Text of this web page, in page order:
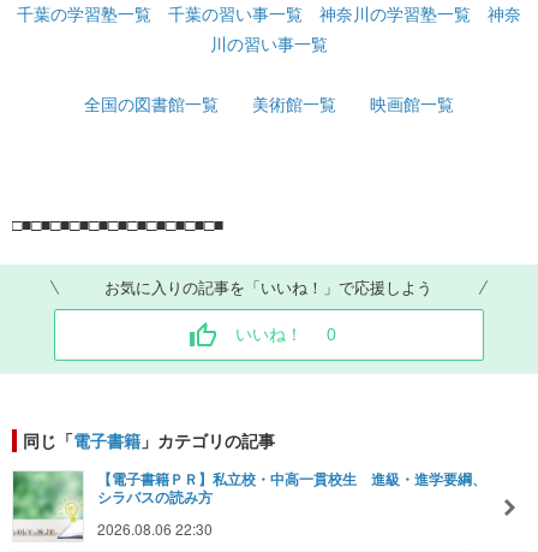
千葉の学習塾一覧 千葉の習い事一覧 神奈川の学習塾一覧
神奈
川の習い事一覧
全国の図書館一覧 美術館一覧 映画館一覧
□■□■□■□■□■□■□■□■□■□■□■
お気に入りの記事を「いいね！」で応援しよう
いいね！ 0
同じ「電子書籍 」カテゴリの記事
【電子書籍ＰＲ】私立校・中高一貫校生 進級・進学要綱、
シラバスの読み方
2026.08.06 22:30